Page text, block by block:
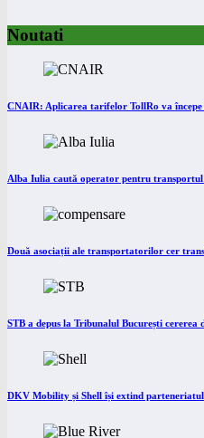
Noutati
CNAIR: Aplicarea tarifelor TollRo va
Alba Iulia caută operator pentru
Două asociații ale transportatorilor cer
STB a depus la Tribunalul București cererea
DKV Mobility și Shell își extind